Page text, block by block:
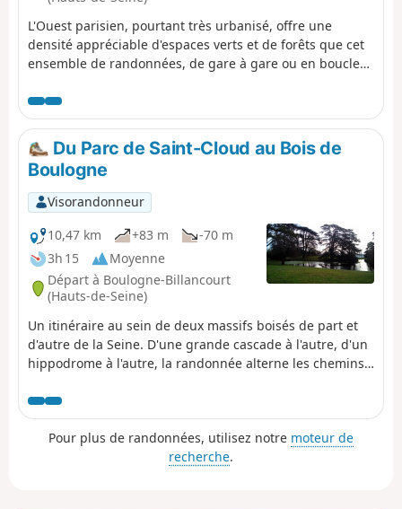
L'Ouest parisien, pourtant très urbanisé, offre une
densité appréciable d'espaces verts et de forêts que cet
ensemble de randonnées, de gare à gare ou en boucle
Plusieurs massifs forestiers sont au programme : Saint-
Cloud, La Celle, Marly, Versailles, Les Tailles d'Herbelaye
et Saint-Germain-en-Laye. Un riche patrimoine est
également au rendez-vous, notamment dans les parcs
de Saint-Cloud et de Marly, à Marnes-la-Coquette,
Chambourcy et Poissy.
Du Parc de Saint-Cloud au Bois de
Boulogne
Visorandonneur
10,47 km
+83 m
-70 m
3h 15
Moyenne
Départ à Boulogne-Billancourt
(Hauts-de-Seine)
Un itinéraire au sein de deux massifs boisés de part et
d'autre de la Seine. D'une grande cascade à l'autre, d'un
hippodrome à l'autre, la randonnée alterne les chemins
patrimoine sculpté, les bassins et les lacs.
Pour plus de randonnées, utilisez notre moteur de
recherche.